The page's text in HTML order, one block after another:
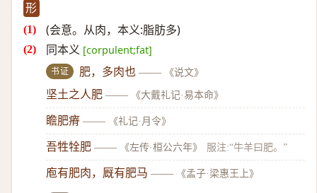
形
(会意。从肉，本义:脂肪多)
同本义 [corpulent;fat]
书证 肥，多肉也 —— 《说文》
坚土之人肥 —— 《大戴礼记·易本命》
瞻肥瘠 —— 《礼记·月令》
吾牲牷肥 —— 《左传·桓公六年》 服注:“牛羊曰肥。”
庖有肥肉，厩有肥马 —— 《孟子·梁惠王上》